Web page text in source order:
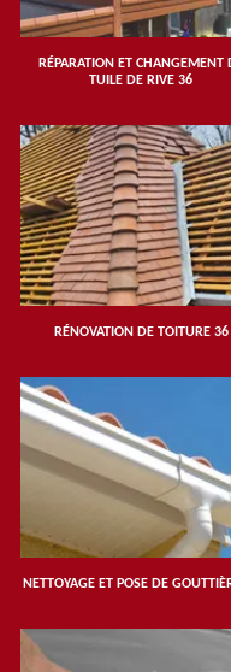
RÉPARATION ET CHANGEMENT
TUILE DE RIVE 36
RÉNOVATION DE TOITURE 36
NETTOYAGE ET POSE DE